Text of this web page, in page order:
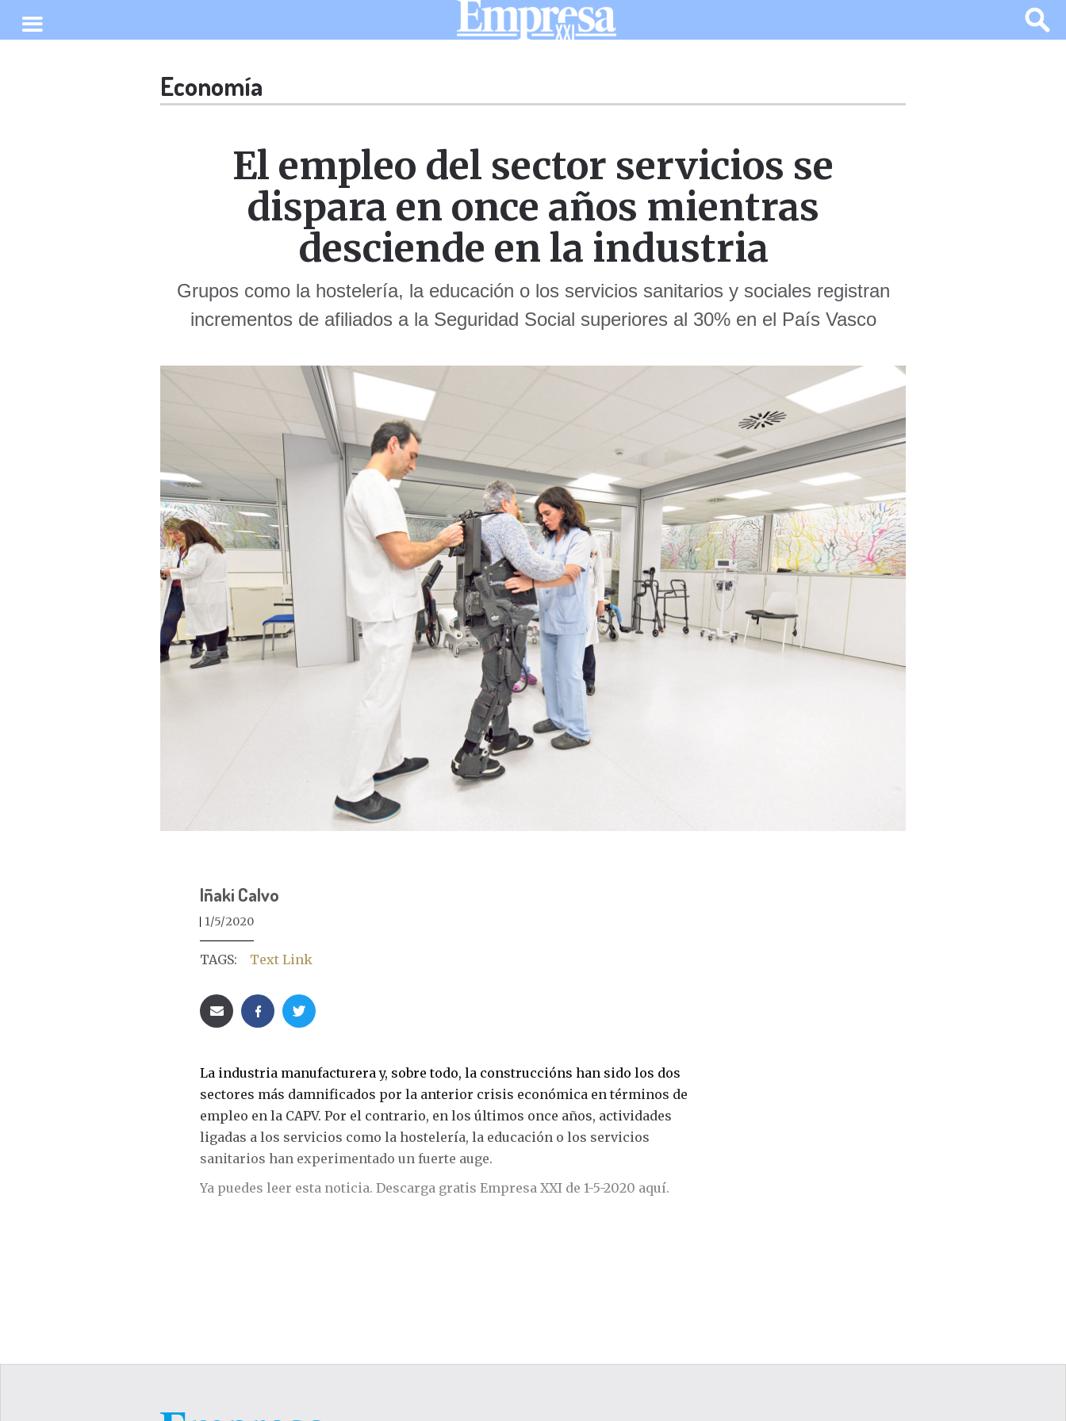
Economía
El empleo del sector servicios se
dispara en once años mientras
desciende en la industria
Grupos como la hostelería, la educación o los servicios sanitarios y sociales registran
incrementos de afiliados a la Seguridad Social superiores al 30% en el País Vasco
Iñaki Calvo
1/5/2020
TAGS: Text Link
La industria manufacturera y, sobre todo, la construccións han sido los dos
sectores más damnificados por la anterior crisis económica en términos de
empleo en la CAPV. Por el contrario, en los últimos once años, actividades
ligadas a los servicios como la hostelería, la educación o los servicios
sanitarios han experimentado un fuerte auge.
Ya puedes leer esta noticia. Descarga gratis Empresa XXI de 1-5-2020 aquí.